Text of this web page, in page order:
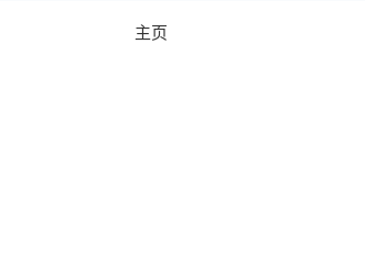
主页